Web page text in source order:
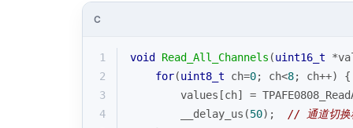
C
1 void Read_All_Channels (uint16_t
2
for(uint8_t ch=0; ch<8; ch++) {
3
values[ch] =
4
        __delay_us(
50); // 通道切换